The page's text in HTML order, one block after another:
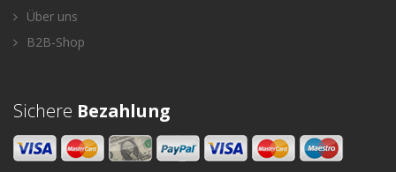
Über uns
B2B-Shop
Sichere Bezahlung